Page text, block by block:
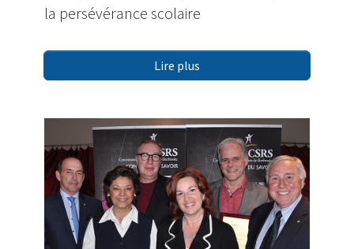
la persévérance scolaire
Lire plus